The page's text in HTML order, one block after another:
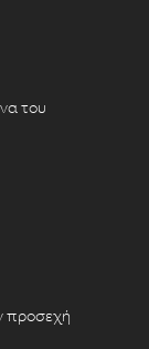
του
προσεχή